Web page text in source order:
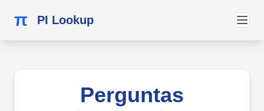
π PI Lookup
Perguntas